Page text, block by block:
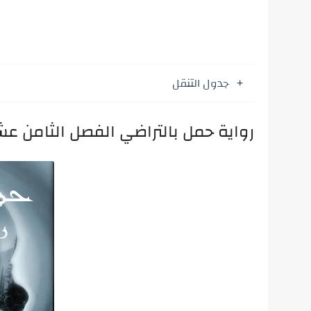
جدول التنقل
رواية حمل بالتراضي الفصل الثامن